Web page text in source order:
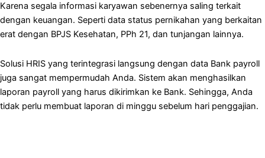
Karena segala informasi karyawan sebenernya saling terkait
dengan keuangan. Seperti data status pernikahan yang berkaitan
erat dengan BPJS Kesehatan, PPh 21, dan tunjangan lainnya.
Solusi HRIS yang terintegrasi langsung dengan data Bank payroll
juga sangat mempermudah Anda. Sistem akan menghasilkan
laporan payroll yang harus dikirimkan ke Bank. Sehingga, Anda
tidak perlu membuat laporan di minggu sebelum hari penggajian.